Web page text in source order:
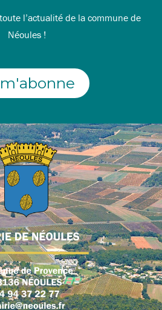
l’actualité de la commune de
Néoules !